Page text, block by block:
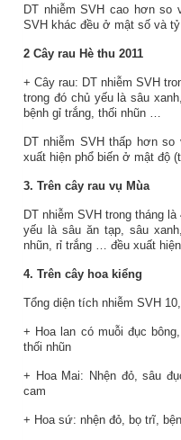
DT nhiễm SVH cao hơn so
SVH khác đều ở mật số và tỷ
2 Cây rau Hè thu 2011
+ Cây rau: DT nhiễm SVH
trong đó chủ yếu là sâu
bệnh gỉ trắng, thối nhũn …
DT nhiễm SVH thấp hơn
xuất hiện phổ biến ở mật độ
3. Trên cây rau vụ Mùa
DT nhiễm SVH trong tháng
yếu là sâu ăn tạp, sâu
nhũn, rỉ trắng … đều xuất
4. Trên cây hoa kiểng
Tổng diện tích nhiễm SVH
+ Hoa lan có muỗi đục
thối nhũn
+ Hoa Mai: Nhện đỏ, sâu
cam
+ Hoa sứ: nhện đỏ, bọ trĩ,